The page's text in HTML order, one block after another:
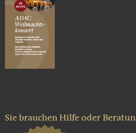
Sie brauchen Hilfe oder